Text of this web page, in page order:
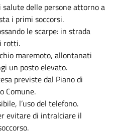
delle persone attorno a
i primi soccorsi.
le scarpe: in strada
rotti.
maremoto, allontanati
un posto elevato.
previste dal Piano di
Comune.
l’uso del telefono.
evitare di intralciare il